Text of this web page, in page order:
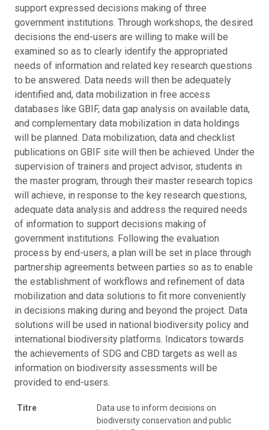
support expressed decisions making of three
government institutions. Through workshops, the desired
decisions the end-users are willing to make will be
examined so as to clearly identify the appropriated
needs of information and related key research questions
to be answered. Data needs will then be adequately
identified and, data mobilization in free access
databases like GBIF, data gap analysis on available data,
and complementary data mobilization in data holdings
will be planned. Data mobilization, data and checklist
publications on GBIF site will then be achieved. Under the
supervision of trainers and project advisor, students in
the master program, through their master research topics
will achieve, in response to the key research questions,
adequate data analysis and address the required needs
of information to support decisions making of
government institutions. Following the evaluation
process by end-users, a plan will be set in place through
partnership agreements between parties so as to enable
the establishment of workflows and refinement of data
mobilization and data solutions to fit more conveniently
in decisions making during and beyond the project. Data
solutions will be used in national biodiversity policy and
international biodiversity platforms. Indicators towards
the achievements of SDG and CBD targets as well as
information on biodiversity assessments will be
provided to end-users.
Titre
Data use to inform decisions on
biodiversity conservation and public